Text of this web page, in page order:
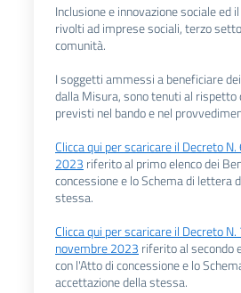
Inclusione e innovazione sociale ed
rivolti ad imprese sociali, terzo
comunità.
I soggetti ammessi a beneficiare
dalla Misura, sono tenuti al rispetto
previsti nel bando e nel
Clicca qui per scaricare il Decreto
2023 riferito al primo elenco dei
concessione e lo Schema di lettera
stessa.
Clicca qui per scaricare il Decreto
novembre 2023 riferito al secondo
con l'Atto di concessione e lo
accettazione della stessa.